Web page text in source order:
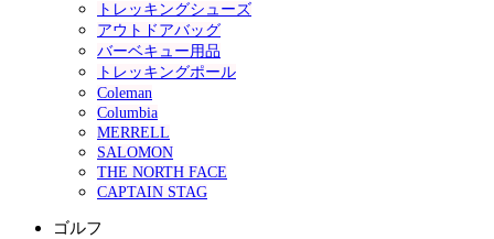
トレッキングシューズ
アウトドアバッグ
バーベキュー用品
トレッキングポール
Coleman
Columbia
MERRELL
SALOMON
THE NORTH FACE
CAPTAIN STAG
ゴルフ